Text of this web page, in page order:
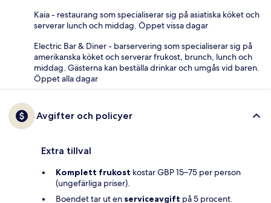
Kaia - restaurang som specialiserar sig på asiatiska köket och
serverar lunch och middag. Öppet vissa dagar
Electric Bar & Diner - barservering som specialiserar sig på
amerikanska köket och serverar frukost, brunch, lunch och
middag. Gästerna kan beställa drinkar och umgås vid baren.
Öppet alla dagar
Avgifter och policyer
Extra tillval
Komplett frukost kostar GBP 15–75 per person
(ungefärliga priser).
Boendet tar ut en serviceavgift på 5 procent.